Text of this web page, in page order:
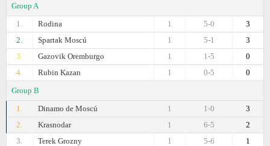
Group A
1.
Rodina 3
5-0
1
2.
Spartak Moscú 3
5-1
1
3.
Gazovik Oremburgo 0
1-5
1
4.
Rubin Kazan 0
0-5
1
Group B
1.
Dinamo de Moscú 3
1-0
1
2.
Krasnodar 2
6-5
1
3.
Terek Grozny 1
5-6
1